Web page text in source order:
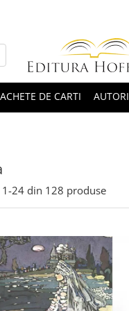
DE CARTI AUTORI
1-24 din 128 produse